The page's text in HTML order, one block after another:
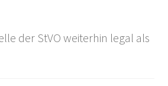
der StVO weiterhin legal als